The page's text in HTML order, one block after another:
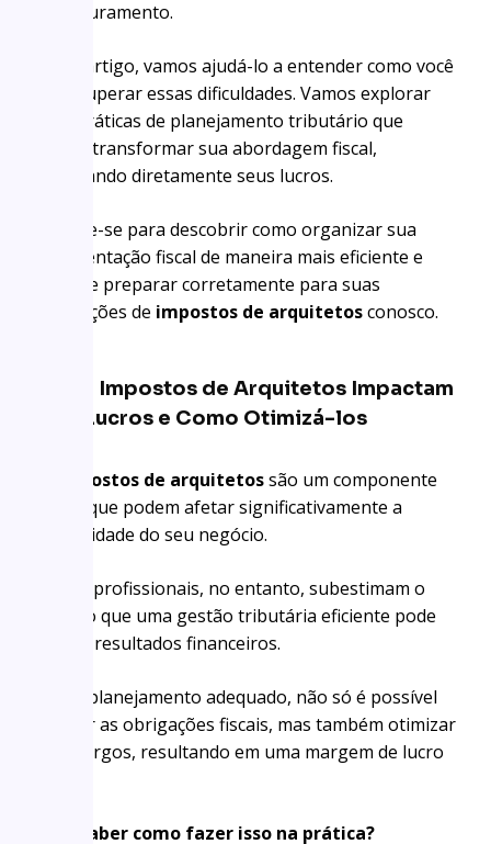
seu faturamento.
Neste artigo, vamos ajudá-lo a entender como você
pode superar essas dificuldades. Vamos explorar
dicas práticas de planejamento tributário que
podem transformar sua abordagem fiscal,
impactando diretamente seus lucros.
Prepare-se para descobrir como organizar sua
documentação fiscal de maneira mais eficiente e
como se preparar corretamente para suas
declarações de impostos de arquitetosconosco.
Como Impostos de Arquitetos Impactam
Seus Lucros e Como Otimizá-los
impostos de arquitetossão um componente
crucial que podem afetar significativamente a
lucratividade do seu negócio.
Muitos profissionais, no entanto, subestimam o
impacto que uma gestão tributária eficiente pode
ter nos resultados financeiros.
Com o planejamento adequado, não só é possível
cumprir as obrigações fiscais, mas também otimizar
os encargos, resultando em uma margem de lucro
Quer saber como fazer isso na prática?